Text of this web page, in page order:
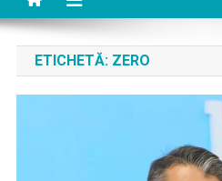
ETICHETĂ: ZERO